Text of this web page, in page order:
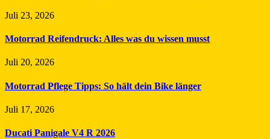
Juli 23, 2026
Motorrad Reifendruck: Alles was du wissen musst
Juli 20, 2026
Motorrad Pflege Tipps: So hält dein Bike länger
Juli 17, 2026
Ducati Panigale V4 R 2026